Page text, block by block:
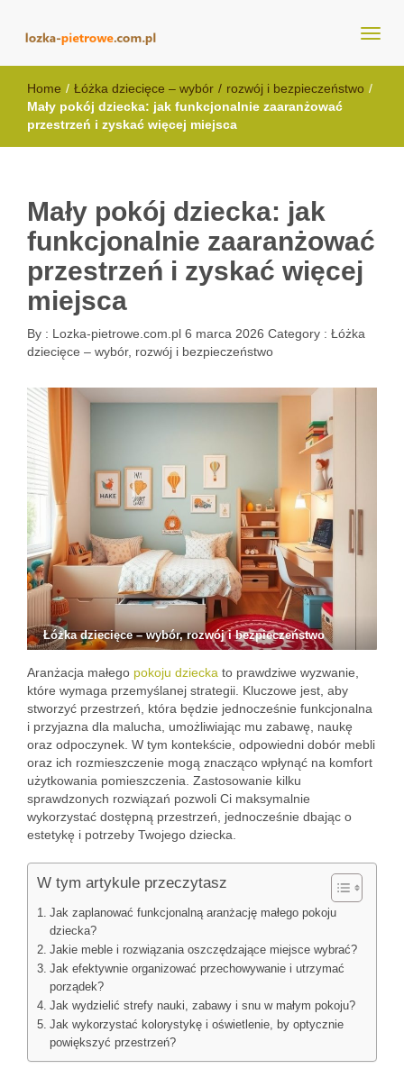
lozka-pietrowe.com.pl
Home / Łóżka dziecięce – wybór / rozwój i bezpieczeństwo /
Mały pokój dziecka: jak funkcjonalnie zaaranżować
przestrzeń i zyskać więcej miejsca
Mały pokój dziecka: jak
funkcjonalnie zaaranżować
przestrzeń i zyskać więcej
miejsca
By : Lozka-pietrowe.com.pl 6 marca 2026 Category : Łóżka
dziecięce – wybór, rozwój i bezpieczeństwo
Łóżka dziecięce – wybór, rozwój i bezpieczeństwo
Aranżacja małego pokoju dziecka to prawdziwe wyzwanie,
które wymaga przemyślanej strategii. Kluczowe jest, aby
stworzyć przestrzeń, która będzie jednocześnie funkcjonalna
i przyjazna dla malucha, umożliwiając mu zabawę, naukę
oraz odpoczynek. W tym kontekście, odpowiedni dobór mebli
oraz ich rozmieszczenie mogą znacząco wpłynąć na komfort
użytkowania pomieszczenia. Zastosowanie kilku
sprawdzonych rozwiązań pozwoli Ci maksymalnie
wykorzystać dostępną przestrzeń, jednocześnie dbając o
estetykę i potrzeby Twojego dziecka.
W tym artykule przeczytasz
Jak zaplanować funkcjonalną aranżację małego pokoju
dziecka?
Jakie meble i rozwiązania oszczędzające miejsce wybrać?
Jak efektywnie organizować przechowywanie i utrzymać
porządek?
Jak wydzielić strefy nauki, zabawy i snu w małym pokoju?
Jak wykorzystać kolorystykę i oświetlenie, by optycznie
powiększyć przestrzeń?